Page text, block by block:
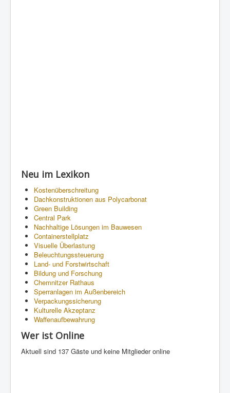
Neu im Lexikon
Kostenüberschreitung
Dachkonstruktionen aus Polycarbonat
Green Building
Central Park
Nachhaltige Lösungen im Bauwesen
Containerstellplatz
Visuelle Überlastung
Beleuchtungssteuerung
Land- und Forstwirtschaft
Bildung und Forschung
Chemnitzer Rathaus
Sperranlagen im Außenbereich
Verpackungssicherung
Kulturelle Akzeptanz
Waffenaufbewahrung
Wer ist Online
Aktuell sind 137 Gäste und keine Mitglieder online